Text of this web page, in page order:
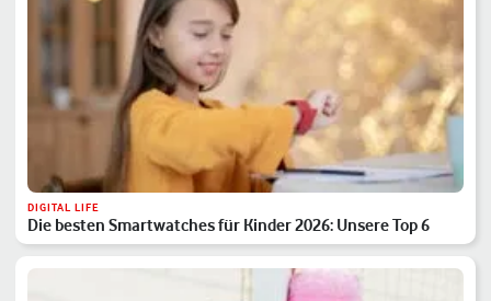
DIGITAL LIFE
Die besten Smartwatches für Kinder 2026: Unsere Top 6